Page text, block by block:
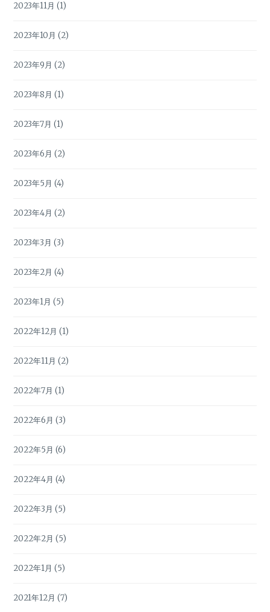
2023年11月 (1)
2023年10月 (2)
2023年9月 (2)
2023年8月 (1)
2023年7月 (1)
2023年6月 (2)
2023年5月 (4)
2023年4月 (2)
2023年3月 (3)
2023年2月 (4)
2023年1月 (5)
2022年12月 (1)
2022年11月 (2)
2022年7月 (1)
2022年6月 (3)
2022年5月 (6)
2022年4月 (4)
2022年3月 (5)
2022年2月 (5)
2022年1月 (5)
2021年12月 (7)